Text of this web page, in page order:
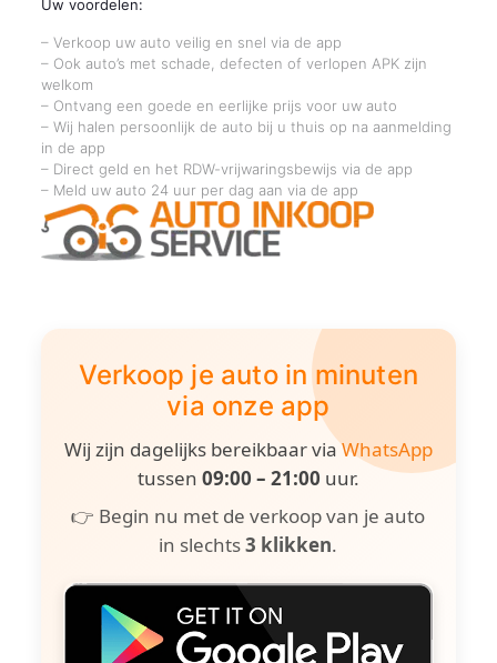
Uw voordelen:
– Verkoop uw auto veilig en snel via de app
– Ook auto’s met schade, defecten of verlopen APK zijn
welkom
– Ontvang een goede en eerlijke prijs voor uw auto
– Wij halen persoonlijk de auto bij u thuis op na aanmelding
in de app
– Direct geld en het RDW-vrijwaringsbewijs via de app
– Meld uw auto 24 uur per dag aan via de app
Verkoop je auto in minuten
via onze app
Wij zijn dagelijks bereikbaar viaWhatsApp
tussen 09:00 – 21:00 uur.
👉 Begin nu met de verkoop van je auto
in slechts3 klikken.